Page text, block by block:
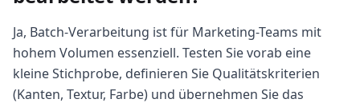
Ja, Batch-Verarbeitung ist für Marketing-Teams mit
hohem Volumen essenziell. Testen Sie vorab eine
kleine Stichprobe, definieren Sie Qualitätskriterien
(Kanten, Textur, Farbe) und übernehmen Sie das